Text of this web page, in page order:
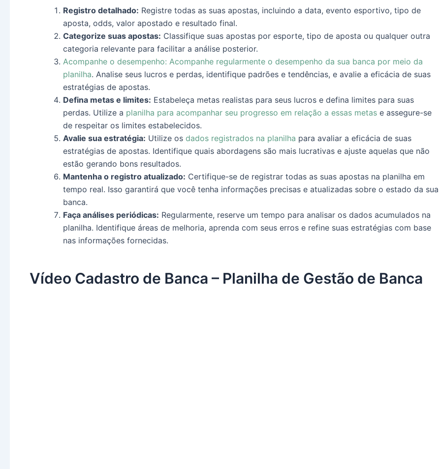
Registro detalhado: Registre todas as suas apostas, incluindo a data, evento esportivo, tipo de
aposta, odds, valor apostado e resultado final.
Categorize suas apostas: Classifique suas apostas por esporte, tipo de aposta ou qualquer outra
categoria relevante para facilitar a análise posterior.
Acompanhe o desempenho: Acompanhe regularmente o desempenho da sua banca por meio da
planilha. Analise seus lucros e perdas, identifique padrões e tendências, e avalie a eficácia de suas
estratégias de apostas.
Defina metas e limites: Estabeleça metas realistas para seus lucros e defina limites para suas
perdas. Utilize a planilha para acompanhar seu progresso em relação a essas metas e assegure-se
de respeitar os limites estabelecidos.
Avalie sua estratégia: Utilize os dados registrados na planilha para avaliar a eficácia de suas
estratégias de apostas. Identifique quais abordagens são mais lucrativas e ajuste aquelas que não
estão gerando bons resultados.
Mantenha o registro atualizado: Certifique-se de registrar todas as suas apostas na planilha em
tempo real. Isso garantirá que você tenha informações precisas e atualizadas sobre o estado da sua
banca.
Faça análises periódicas: Regularmente, reserve um tempo para analisar os dados acumulados na
planilha. Identifique áreas de melhoria, aprenda com seus erros e refine suas estratégias com base
nas informações fornecidas.
Vídeo Cadastro de Banca – Planilha de Gestão de Banca